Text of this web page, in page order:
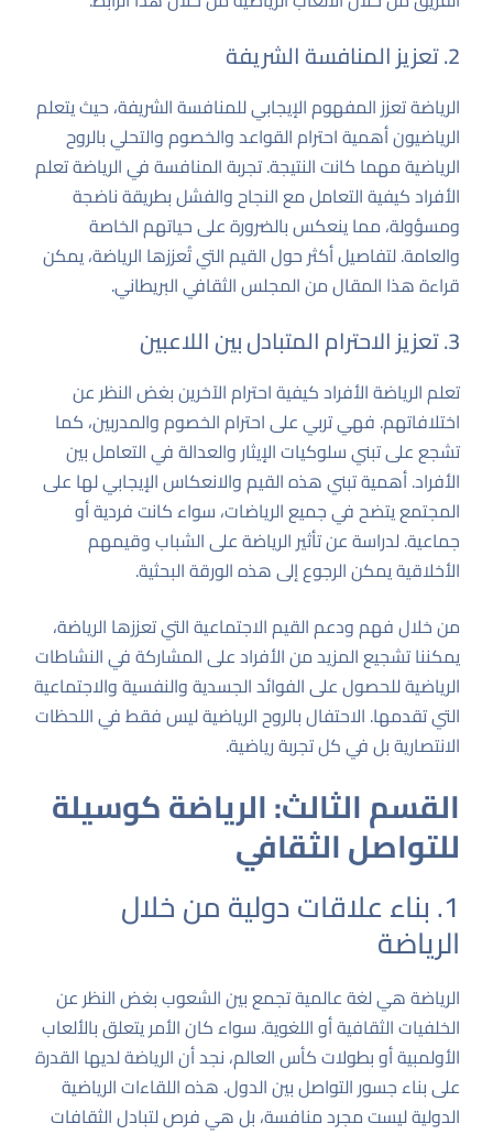
2. تعزيز المنافسة الشريفة
الرياضة تعزز المفهوم الإيجابي للمنافسة الشريفة، حيث يتعلم
الرياضيون أهمية احترام القواعد والخصوم والتحلي بالروح
الرياضية مهما كانت النتيجة. تجربة المنافسة في الرياضة تعلم
الأفراد كيفية التعامل مع النجاح والفشل بطريقة ناضجة
ومسؤولة، مما ينعكس بالضرورة على حياتهم الخاصة
والعامة. لتفاصيل أكثر حول القيم التي تُعززها الرياضة، يمكن
قراءةهذا المقال من المجلس الثقافي البريطاني.
3. تعزيز الاحترام المتبادل بين اللاعبين
تعلم الرياضة الأفراد كيفية احترام الآخرين بغض النظر عن
اختلافاتهم. فهي تربي على احترام الخصوم والمدربين، كما
تشجع على تبني سلوكيات الإيثار والعدالة في التعامل بين
الأفراد. أهمية تبني هذه القيم والانعكاس الإيجابي لها على
المجتمع يتضح في جميع الرياضات، سواء كانت فردية أو
جماعية. لدراسة عن تأثير الرياضة على الشباب وقيمهم
الأخلاقية يمكن الرجوع إلىهذه الورقة البحثية.
من خلال فهم ودعم القيم الاجتماعية التي تعززها الرياضة،
يمكننا تشجيع المزيد من الأفراد على المشاركة في النشاطات
الرياضية للحصول على الفوائد الجسدية والنفسية والاجتماعية
التي تقدمها. الاحتفال بالروح الرياضية ليس فقط في اللحظات
الانتصارية بل في كل تجربة رياضية.
القسم الثالث: الرياضة كوسيلة
للتواصل الثقافي
1. بناء علاقات دولية من خلال
الرياضة
الرياضة هي لغة عالمية تجمع بين الشعوب بغض النظر عن
الخلفيات الثقافية أو اللغوية. سواء كان الأمر يتعلق بالألعاب
الأولمبية أو بطولات كأس العالم، نجد أن الرياضة لديها القدرة
على بناء جسور التواصل بين الدول. هذه اللقاءات الرياضية
الدولية ليست مجرد منافسة، بل هي فرص لتبادل الثقافات